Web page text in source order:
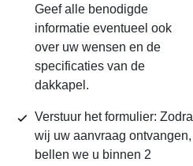
Geef alle benodigde
informatie eventueel ook
over uw wensen en de
specificaties van de
dakkapel.
Verstuur het formulier: Zodra
wij uw aanvraag ontvangen,
bellen we u binnen 2